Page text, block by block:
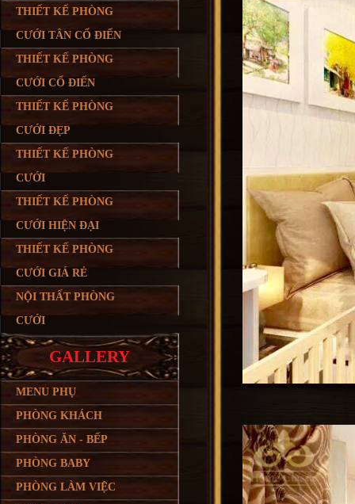
THIẾT KẾ PHÒNG
CƯỚI TÂN CỔ ĐIỂN
THIẾT KẾ PHÒNG
CƯỚI CỔ ĐIỂN
THIẾT KẾ PHÒNG
CƯỚI ĐẸP
THIẾT KẾ PHÒNG
CƯỚI
THIẾT KẾ PHÒNG
CƯỚI HIỆN ĐẠI
THIẾT KẾ PHÒNG
CƯỚI GIÁ RẺ
NỘI THẤT PHÒNG
CƯỚI
GALLERY
MENU PHỤ
PHÒNG KHÁCH
PHÒNG ĂN - BẾP
PHÒNG BABY
PHÒNG LÀM VIỆC